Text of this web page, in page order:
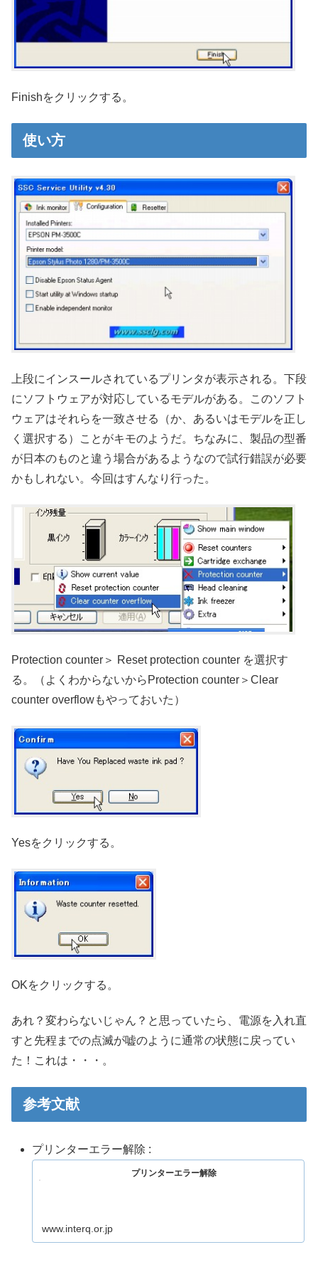
Finishをクリックする。
使い方
上段にインスールされているプリンタが表示される。下段
にソフトウェアが対応しているモデルがある。このソフト
ウェアはそれらを一致させる（か、あるいはモデルを正し
く選択する）ことがキモのようだ。ちなみに、製品の型番
が日本のものと違う場合があるようなので試行錯誤が必要
かもしれない。今回はすんなり行った。
Protection counter＞ Reset protection counter を選択す
る。（よくわからないからProtection counter＞Clear
counter overflowもやっておいた）
Yesをクリックする。
OKをクリックする。
あれ？変わらないじゃん？と思っていたら、電源を入れ直
すと先程までの点滅が嘘のように通常の状態に戻ってい
た！これは・・・。
参考文献
プリンターエラー解除 :
プリンターエラー解除
www.interq.or.jp